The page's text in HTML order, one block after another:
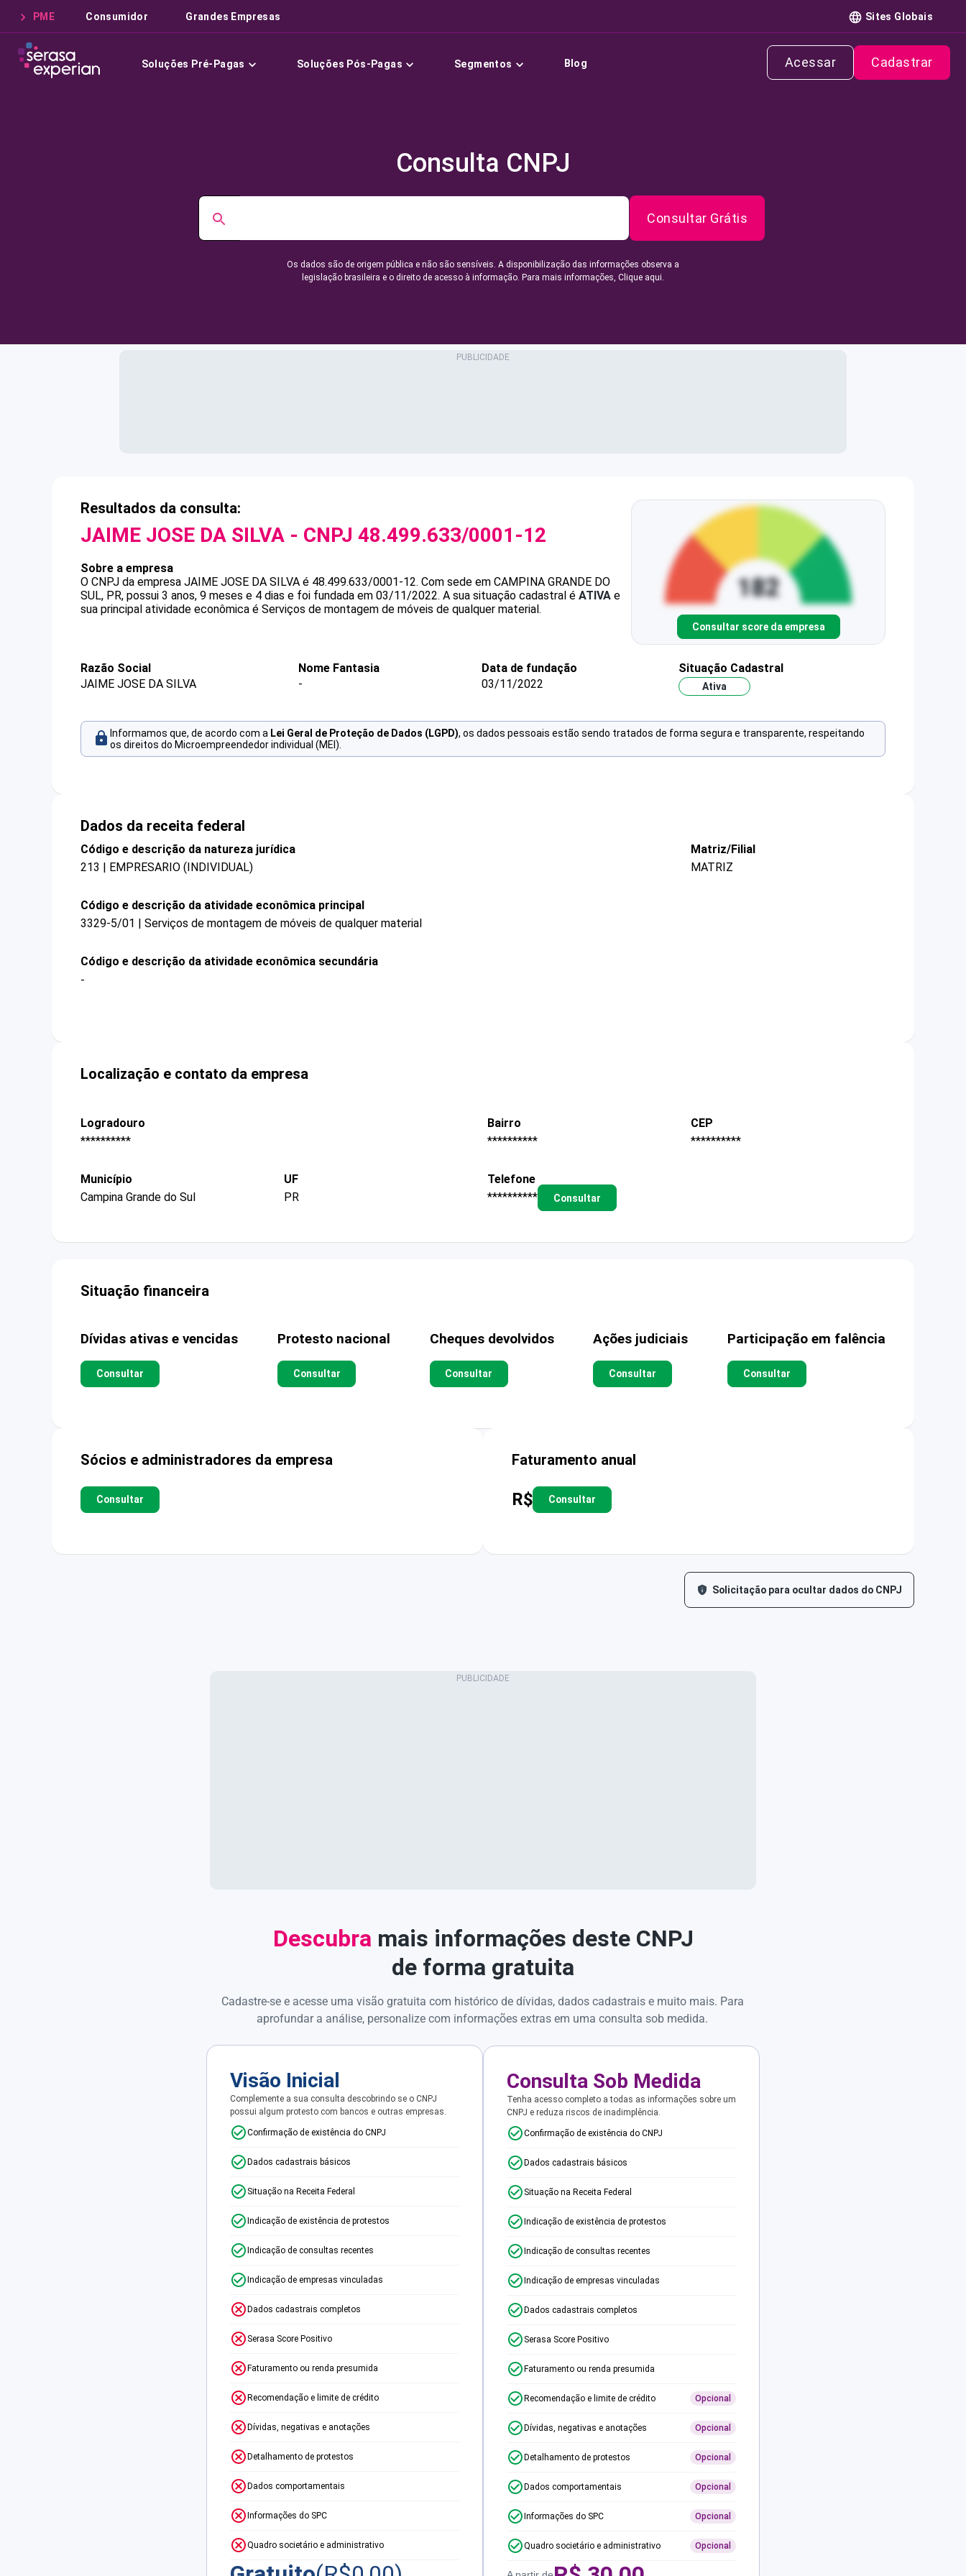
PME Consumidor Grandes Empresas Sites Globais
Soluções Pré-Pagas Soluções Pós-Pagas Segmentos Blog Acessar Cadastrar
Consulta CNPJ
Consultar Grátis
Os dados são de origem pública e não são sensíveis. A disponibilização das informações observa a
legislação brasileira e o direito de acesso à informação. Para mais informações, Clique aqui.
Resultados da consulta:
JAIME JOSE DA SILVA - CNPJ 48.499.633/0001-12
Sobre a empresa
O CNPJ da empresa JAIME JOSE DA SILVA é 48.499.633/0001-12. Com sede em CAMPINA GRANDE DO
SUL, PR, possui 3 anos, 9 meses e 4 dias e foi fundada em 03/11/2022. A sua situação cadastral é ATIVA e
sua principal atividade econômica é Serviços de montagem de móveis de qualquer material.
Consultar score da empresa
Razão Social
JAIME JOSE DA SILVA
Nome Fantasia
-
Data de fundação
03/11/2022
Situação Cadastral
Ativa
Informamos que, de acordo com a Lei Geral de Proteção de Dados (LGPD), os dados pessoais estão sendo tratados de forma segura e transparente, respeitando
os direitos do Microempreendedor individual (MEI).
Dados da receita federal
Código e descrição da natureza jurídica
213 | EMPRESARIO (INDIVIDUAL)
Matriz/Filial
MATRIZ
Código e descrição da atividade econômica principal
3329-5/01 | Serviços de montagem de móveis de qualquer material
Código e descrição da atividade econômica secundária
-
Localização e contato da empresa
Logradouro
**********
Bairro
**********
CEP
**********
Município
Campina Grande do Sul
UF
PR
Telefone
**********
Consultar
Situação financeira
Dívidas ativas e vencidas
Consultar
Protesto nacional
Consultar
Cheques devolvidos
Consultar
Ações judiciais
Consultar
Participação em falência
Consultar
Sócios e administradores da empresa
Consultar
Faturamento anual
R$ Consultar
Solicitação para ocultar dados do CNPJ
Descubra mais informações deste CNPJ
de forma gratuita
Cadastre-se e acesse uma visão gratuita com histórico de dívidas, dados cadastrais e muito mais. Para
aprofundar a análise, personalize com informações extras em uma consulta sob medida.
Visão Inicial
Complemente a sua consulta descobrindo se o CNPJ
possui algum protesto com bancos e outras empresas.
Confirmação de existência do CNPJ
Dados cadastrais básicos
Situação na Receita Federal
Indicação de existência de protestos
Indicação de consultas recentes
Indicação de empresas vinculadas
Dados cadastrais completos
Serasa Score Positivo
Faturamento ou renda presumida
Recomendação e limite de crédito
Dívidas, negativas e anotações
Detalhamento de protestos
Dados comportamentais
Informações do SPC
Quadro societário e administrativo
Consulta Sob Medida
Tenha acesso completo a todas as informações sobre um
CNPJ e reduza riscos de inadimplência.
Confirmação de existência do CNPJ
Dados cadastrais básicos
Situação na Receita Federal
Indicação de existência de protestos
Indicação de consultas recentes
Indicação de empresas vinculadas
Dados cadastrais completos
Serasa Score Positivo
Faturamento ou renda presumida
Recomendação e limite de crédito Opcional
Dívidas, negativas e anotações Opcional
Detalhamento de protestos Opcional
Dados comportamentais Opcional
Informações do SPC Opcional
Quadro societário e administrativo Opcional